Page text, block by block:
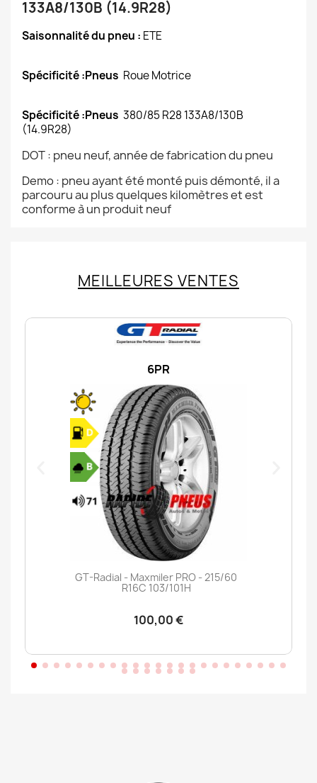
133A8/130B (14.9R28)
Saisonnalité du pneu : ETE
Spécificité :Pneus Roue Motrice
Spécificité :Pneus 380/85 R28 133A8/130B
(14.9R28)
DOT : pneu neuf, année de fabrication du pneu
Demo : pneu ayant été monté puis démonté, il a
parcouru au plus quelques kilomètres et est
conforme à un produit neuf
MEILLEURES VENTES
6PR
GT-Radial - Maxmiler PRO - 215/60
R16C 103/101H
100,00 €